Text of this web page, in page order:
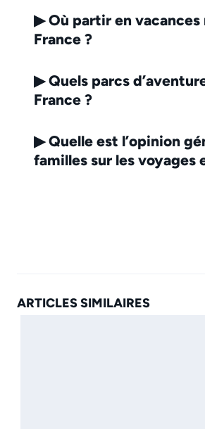
▶Où partir en vacances
France ?
▶Quels parcs
France ?
▶Quelle est l’opinion
familles sur les voyages
ARTICLES SIMILAIRES